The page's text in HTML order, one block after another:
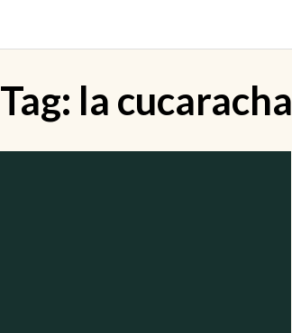
Tag: la cucaracha